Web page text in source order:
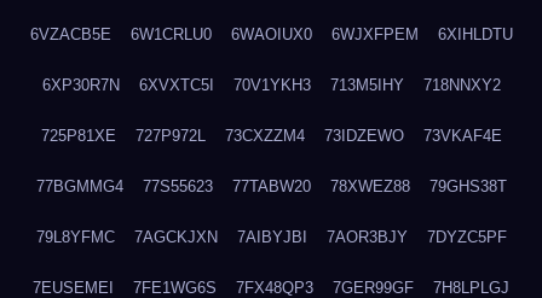
6VZACB5E 6W1CRLU0 6WAOIUX0 6WJXFPEM 6XIHLDTU
6XP30R7N 6XVXTC5I 70V1YKH3 713M5IHY 718NNXY2
725P81XE 727P972L 73CXZZM4 73IDZEWO 73VKAF4E
77BGMMG4 77S55623 77TABW20 78XWEZ88 79GHS38T
79L8YFMC 7AGCKJXN 7AIBYJBI 7AOR3BJY 7DYZC5PF
7EUSEMEI 7FE1WG6S 7FX48QP3 7GER99GF 7H8LPLGJ